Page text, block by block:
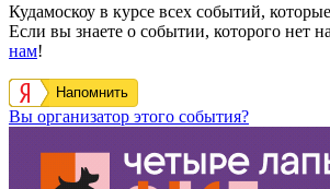
Кудамоскоу в курсе всех событий,
Если вы знаете о событии, которого нет
нам!
Напомнить
Вы организатор этого события?